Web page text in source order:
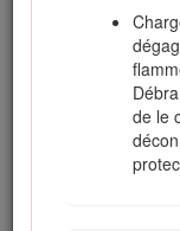
de le
sûre
S'il
les